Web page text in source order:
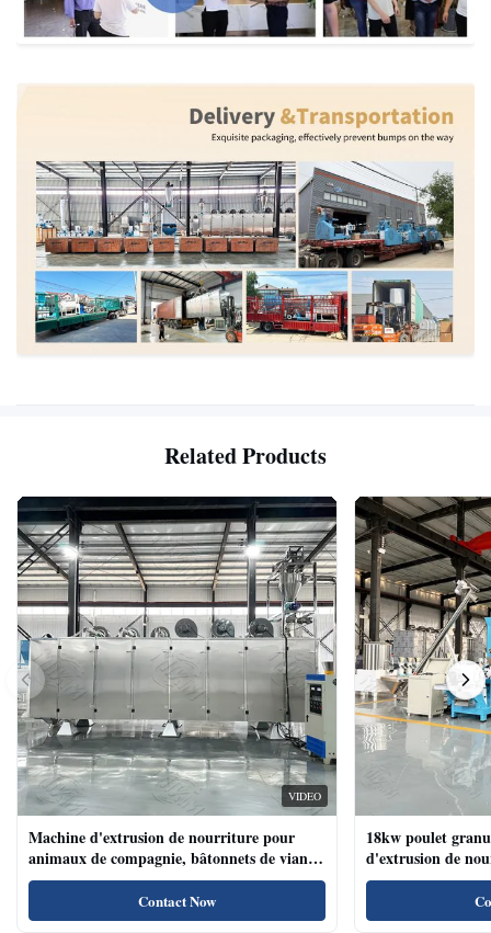
Related Products
VIDEO
Machine d'extrusion de nourriture pour
animaux de compagnie, bâtonnets de viande
de chien, machine d'extrusion de nourriture
pour animaux de compagnie avec système de
plateau automatique
Contact Now
18kw poulet
d'extrusion de
compagnie haute
naturels de